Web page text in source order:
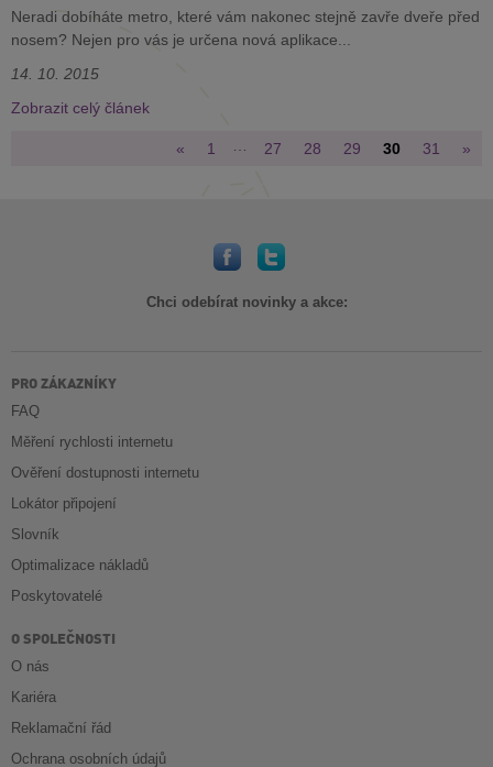
Neradi dobíháte metro, které vám nakonec stejně zavře dveře před
nosem? Nejen pro vás je určena nová aplikace...
14. 10. 2015
Zobrazit celý článek
« 1 27 28 29 30 31 »
Chci odebírat novinky a akce:
PRO ZÁKAZNÍKY
FAQ
Měření rychlosti internetu
Ověření dostupnosti internetu
Lokátor připojení
Slovník
Optimalizace nákladů
Poskytovatelé
O SPOLEČNOSTI
O nás
Kariéra
Reklamační řád
Ochrana osobních údajů